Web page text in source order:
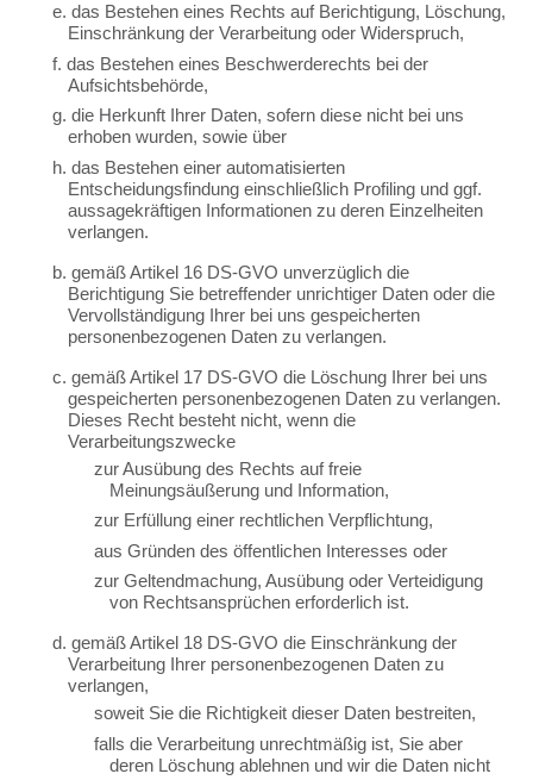
e. das Bestehen eines Rechts auf Berichtigung, Löschung,
Einschränkung der Verarbeitung oder Widerspruch,
f. das Bestehen eines Beschwerderechts bei der
Aufsichtsbehörde,
g. die Herkunft Ihrer Daten, sofern diese nicht bei uns
erhoben wurden, sowie über
h. das Bestehen einer automatisierten
Entscheidungsfindung einschließlich Profiling und ggf.
aussagekräftigen Informationen zu deren Einzelheiten
verlangen.
b. gemäß Artikel 16 DS-GVO unverzüglich die
Berichtigung Sie betreffender unrichtiger Daten oder die
Vervollständigung Ihrer bei uns gespeicherten
personenbezogenen Daten zu verlangen.
c. gemäß Artikel 17 DS-GVO die Löschung Ihrer bei uns
gespeicherten personenbezogenen Daten zu verlangen.
Dieses Recht besteht nicht, wenn die
Verarbeitungszwecke
zur Ausübung des Rechts auf freie
Meinungsäußerung und Information,
zur Erfüllung einer rechtlichen Verpflichtung,
aus Gründen des öffentlichen Interesses oder
zur Geltendmachung, Ausübung oder Verteidigung
von Rechtsansprüchen erforderlich ist.
d. gemäß Artikel 18 DS-GVO die Einschränkung der
Verarbeitung Ihrer personenbezogenen Daten zu
verlangen,
soweit Sie die Richtigkeit dieser Daten bestreiten,
falls die Verarbeitung unrechtmäßig ist, Sie aber
deren Löschung ablehnen und wir die Daten nicht